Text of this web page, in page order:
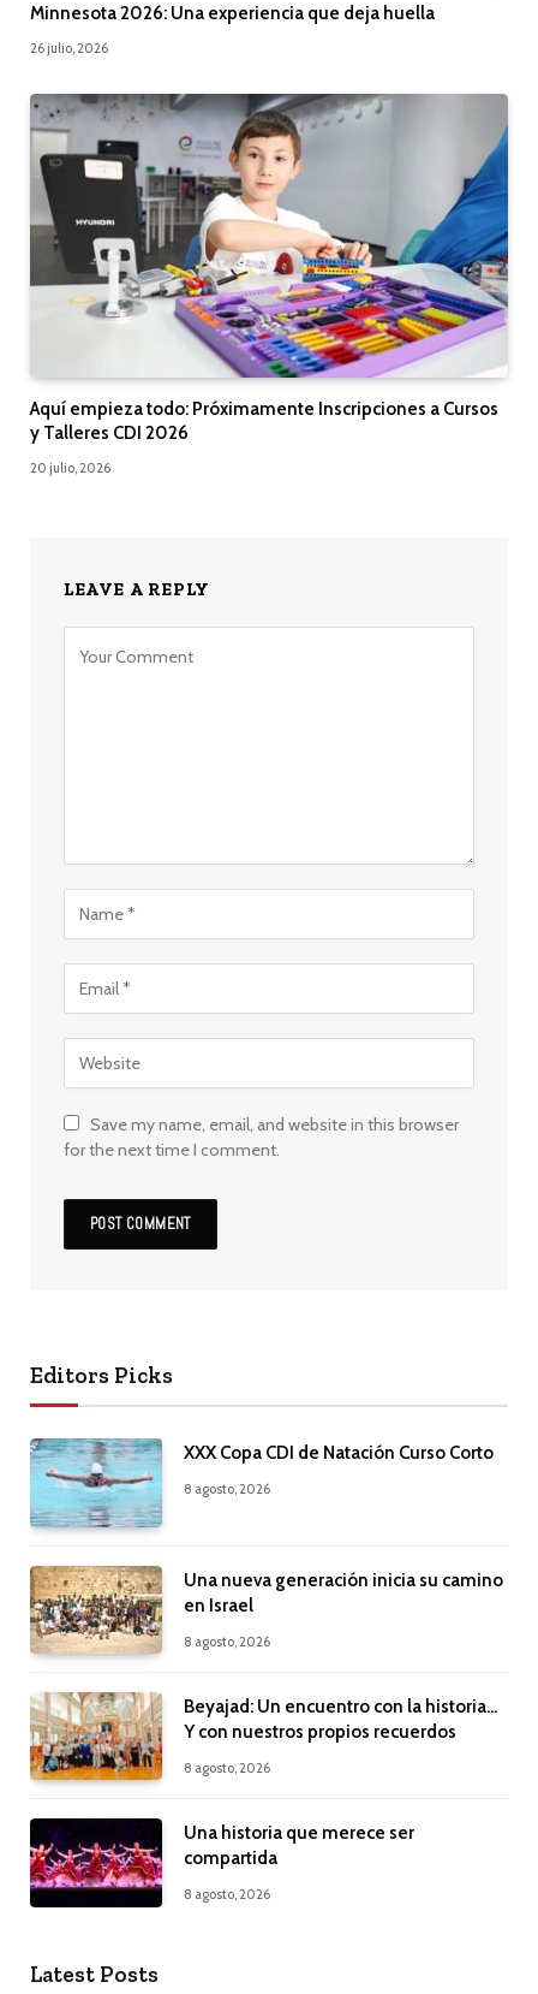
Minnesota 2026: Una experiencia que deja huella
26 julio, 2026
Aquí empieza todo: Próximamente Inscripciones a Cursos
y Talleres CDI 2026
20 julio, 2026
LEAVE A REPLY
Save my name, email, and website in this browser
for the next time I comment.
Editors Picks
XXX Copa CDI de Natación Curso Corto
8 agosto, 2026
Una nueva generación inicia su camino
en Israel
8 agosto, 2026
Beyajad: Un encuentro con la historia…
Y con nuestros propios recuerdos
8 agosto, 2026
Una historia que merece ser
compartida
8 agosto, 2026
Latest Posts